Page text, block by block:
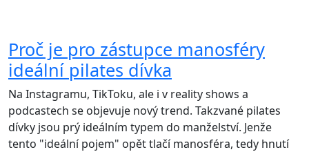
Proč je pro zástupce manosféry
ideální pilates dívka
Na Instagramu, TikToku, ale i v reality shows a
podcastech se objevuje nový trend. Takzvané pilates
dívky jsou prý ideálním typem do manželství. Jenže
tento "ideální pojem" opět tlačí manosféra, tedy hnutí